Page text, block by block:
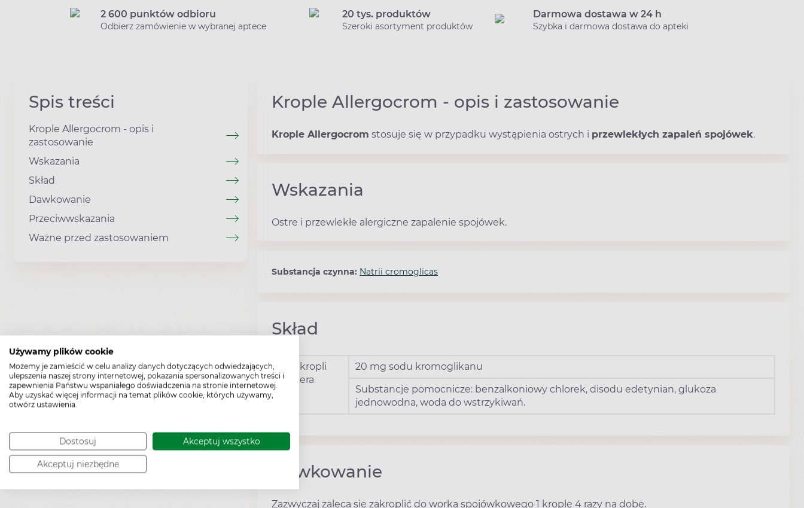
Używamy plików cookie
Możemy je zamieścić w celu analizy danych dotyczących odwiedzających,
ulepszenia naszej strony internetowej, pokazania spersonalizowanych treści i
zapewnienia Państwu wspaniałego doświadczenia na stronie internetowej.
Aby uzyskać więcej informacji na temat plików cookie, których używamy,
otwórz ustawienia.
Dostosuj Akceptuj wszystko
Akceptuj niezbędne
2 600 punktów odbioru
Odbierz zamówienie w wybranej aptece
20 tys. produktów
Szeroki asortyment produktów
Darmowa dostawa w 24 h
Szybka i darmowa dostawa do apteki
Spis treści
Krople Allergocrom - opis i
zastosowanie
Wskazania
Skład
Dawkowanie
Przeciwwskazania
Ważne przed zastosowaniem
Krople Allergocrom - opis i zastosowanie
Krople Allergocrom stosuje się w przypadku wystąpienia ostrych i przewlekłych zapaleń spojówek.
Wskazania
Ostre i przewlekłe alergiczne zapalenie spojówek.
Substancja czynna: Natrii cromoglicas
Skład
1 ml kropli
zawiera
20 mg sodu kromoglikanu
Substancje pomocnicze: benzalkoniowy chlorek, disodu edetynian, glukoza
jednowodna, woda do wstrzykiwań.
Dawkowanie
Zazwyczaj zaleca się zakroplić do worka spojówkowego 1 kroplę 4 razy na dobę.